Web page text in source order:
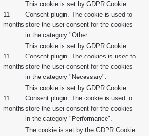
11
months
This cookie is set by GDPR Cookie
Consent plugin. The cookie is used to
store the user consent for the cookies
in the category "Other.
11
months
This cookie is set by GDPR Cookie
Consent plugin. The cookies is used to
store the user consent for the cookies
in the category "Necessary".
11
months
This cookie is set by GDPR Cookie
Consent plugin. The cookie is used to
store the user consent for the cookies
in the category "Performance".
The cookie is set by the GDPR Cookie